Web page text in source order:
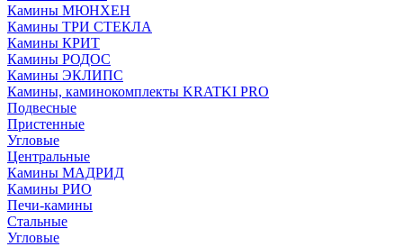
Камины МЮНХЕН
Камины ТРИ СТЕКЛА
Камины КРИТ
Камины РОДОС
Камины ЭКЛИПС
Камины, каминокомплекты KRATKI PRO
Подвесные
Пристенные
Угловые
Центральные
Камины МАДРИД
Камины РИО
Печи-камины
Стальные
Угловые